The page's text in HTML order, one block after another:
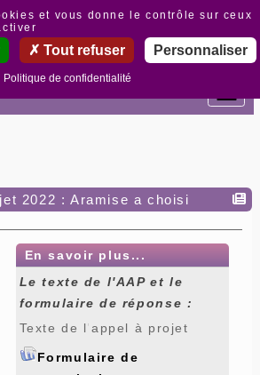
2022 : Aramise a choisi
En savoir plus...
Le texte de l'AAP et le
formulaire de réponse :
Texte de l'appel à projet
Formulaire de
des cookies
et vous donne le contrôle sur ceux
Tout refuser Personnaliser
Politique de confidentialité